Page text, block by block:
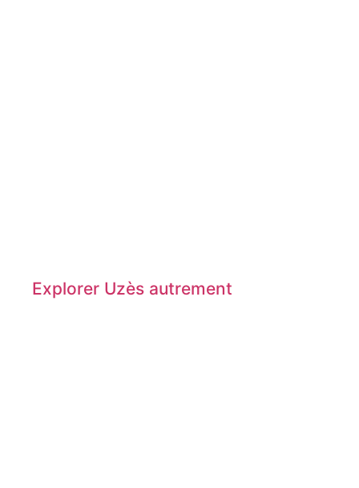
Explorer Uzès autrement